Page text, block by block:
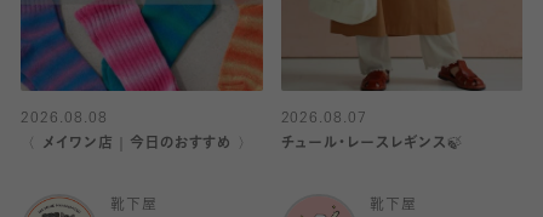
2026.08.08
〈 メイワン店｜今日のおすすめ 〉
靴下屋
2026.08.07
チュール・レースレギンス🍃
靴下屋